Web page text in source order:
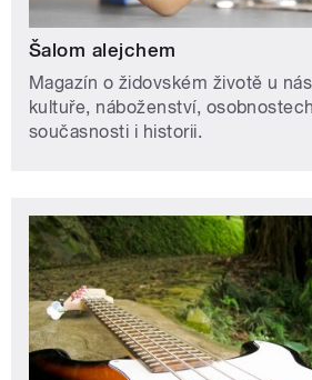
Šalom alejchem
Magazín o židovském životě u
kultuře, náboženství,
současnosti i historii.